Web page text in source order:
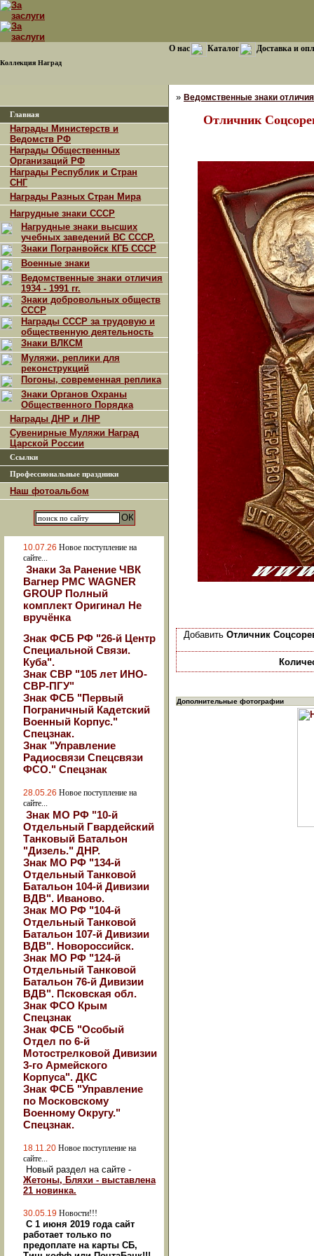
Коллекция Наград
О нас Каталог Доставка и
Главная
Награды Министерств и
Ведомств РФ
Награды Общественных
Организаций РФ
Награды Республик и Стран
СНГ
Награды Разных Стран Мира
Нагрудные знаки СССР
Нагрудные знаки высших
учебных заведений ВС СССР.
Знаки Погранвойск КГБ СССР
Военные знаки
Ведомственные знаки отличия
1934 - 1991 гг.
Знаки добровольных обществ
СССР
Награды СССР за трудовую и
общественную деятельность
Знаки ВЛКСМ
Муляжи, реплики для
реконструкций
Погоны, современная реплика
Знаки Органов Охраны
Общественного Порядка
Награды ДНР и ЛНР
Сувенирные Муляжи Наград
Царской России
Ссылки
Профессиональные праздники
Наш фотоальбом
10.07.26 Новое поступление на
сайте...
Знаки За Ранение ЧВК
Вагнер РМС WAGNER
GROUP Полный
комплект Оригинал Не
вручёнка
Знак ФСБ РФ "26-й Центр
Специальной Связи.
Куба".
Знак СВР "105 лет ИНО-
СВР-ПГУ"
Знак ФСБ "Первый
Пограничный Кадетский
Военный Корпус."
Спецзнак.
Знак "Управление
Радиосвязи Спецсвязи
ФСО." Спецзнак
28.05.26 Новое поступление на
сайте...
Знак МО РФ "10-й
Отдельный Гвардейский
Танковый Батальон
"Дизель." ДНР.
Знак МО РФ "134-й
Отдельный Танковой
Батальон 104-й Дивизии
ВДВ". Иваново.
Знак МО РФ "104-й
Отдельный Танковой
Батальон 107-й Дивизии
ВДВ". Новороссийск.
Знак МО РФ "124-й
Отдельный Танковой
Батальон 76-й Дивизии
ВДВ". Псковская обл.
Знак ФСО Крым
Спецзнак
Знак ФСБ "Особый
Отдел по 6-й
Мотострелковой Дивизии
3-го Армейского
Корпуса". ДКС
Знак ФСБ "Управление
по Московскому
Военному Округу."
Спецзнак.
18.11.20 Новое поступление на
сайте...
Новый раздел на сайте -
Жетоны, Бляхи - выставлена
21 новинка.
30.05.19 Новости!!!
С 1 июня 2019 года сайт
работает только по
предоплате на карты СБ,
» Ведомственные знаки отличия
Отличник
Добавить Отличник
Дополнительные фотографии